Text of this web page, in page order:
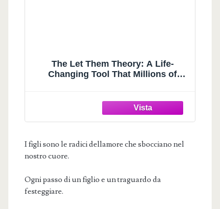
The Let Them Theory: A Life-
Changing Tool That Millions of
I figli sono le radici dellamore che sbocciano nel
nostro cuore.
Ogni passo di un figlio e un traguardo da
festeggiare.